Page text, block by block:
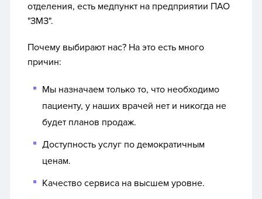
отделения, есть медпункт на предприятии ПАО
"ЗМЗ".
Почему выбирают нас? На это есть много
причин:
Мы назначаем только то, что необходимо
пациенту, у наших врачей нет и никогда не
будет планов продаж.
Доступность услуг по демократичным
ценам.
Качество сервиса на высшем уровне.